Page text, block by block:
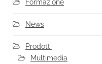
Formazione
News
Prodotti
Multimedia